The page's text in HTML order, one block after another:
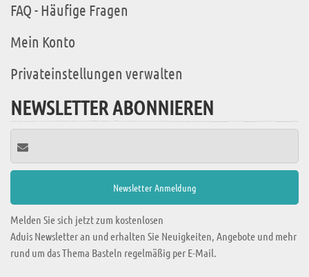
FAQ - Häufige Fragen
Mein Konto
Privateinstellungen verwalten
NEWSLETTER ABONNIEREN
Melden Sie sich jetzt zum kostenlosen
Aduis Newsletter an und erhalten Sie Neuigkeiten, Angebote und mehr
rund um das Thema Basteln regelmäßig per E-Mail.